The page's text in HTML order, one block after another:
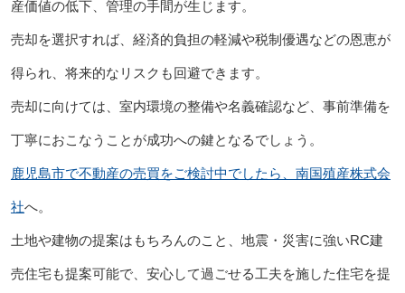
産価値の低下、管理の手間が生じます。
売却を選択すれば、経済的負担の軽減や税制優遇などの恩恵が
得られ、将来的なリスクも回避できます。
売却に向けては、室内環境の整備や名義確認など、事前準備を
丁寧におこなうことが成功への鍵となるでしょう。
鹿児島市で不動産の売買をご検討中でしたら、南国殖産株式会
社へ。
土地や建物の提案はもちろんのこと、地震・災害に強いRC建
売住宅も提案可能で、安心して過ごせる工夫を施した住宅を提